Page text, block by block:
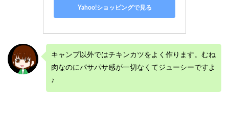
Yahoo!ショッピングで見る
キャンプ以外ではチキンカツをよく作ります。むね
肉なのにパサパサ感が一切なくてジューシーですよ
♪